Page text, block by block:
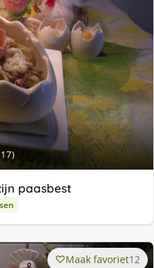
paasbest
Maak favoriet12